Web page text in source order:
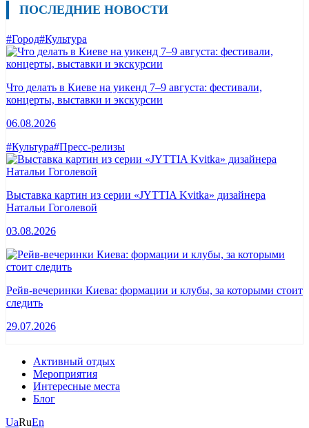
ПОСЛЕДНИЕ НОВОСТИ
#Город#Культура
Что делать в Киеве на уикенд 7–9 августа: фестивали,
концерты, выставки и экскурсии
06.08.2026
#Культура#Пресс-релизы
Выставка картин из серии «JYTTIA Kvitka» дизайнера
Натальи Гоголевой
03.08.2026
Рейв-вечеринки Киева: формации и клубы, за которыми стоит
следить
29.07.2026
Активный отдых
Мероприятия
Интересные места
Блог
UaRuEn